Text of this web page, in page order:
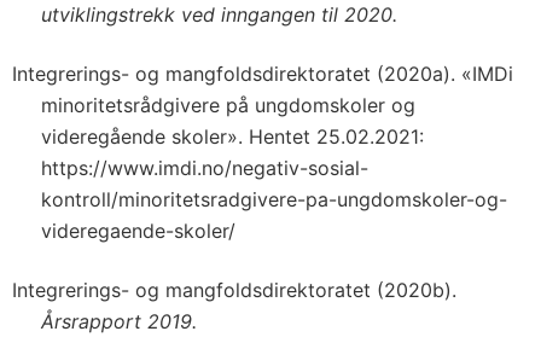
utviklingstrekk ved inngangen til 2020.
Integrerings- og mangfoldsdirektoratet (2020a). «IMDi
minoritetsrådgivere på ungdomskoler og
videregående skoler». Hentet 25.02.2021:
https://www.imdi.no/negativ-sosial-
kontroll/minoritetsradgivere-pa-ungdomskoler-og-
videregaende-skoler/
Integrerings- og mangfoldsdirektoratet (2020b).
Årsrapport 2019.